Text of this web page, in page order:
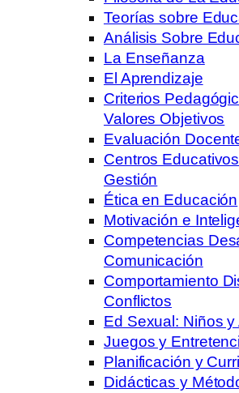
Teorías sobre
Análisis Sobre
La Enseñanza
El Aprendizaje
Criterios
Valores Objetivos
Evaluación
Centros
Gestión
Ética en Educación
Motivación e
Competencias
Comunicación
Comportamiento
Conflictos
Ed Sexual: Niños
Juegos y
Planificación y
Didácticas y